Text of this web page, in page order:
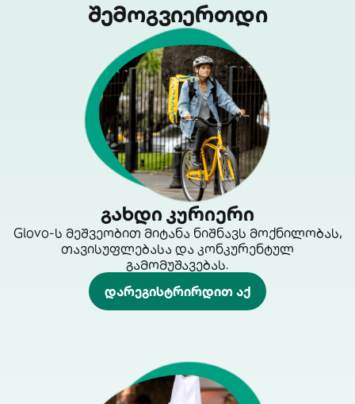
შემოგვიერთდი
გახდი კურიერი
Glovo-ს მეშვეობით მიტანა ნიშნავს მოქნილობას,
თავისუფლებასა და კონკურენტულ
გამომუშავებას.
დარეგისტრირდით აქ